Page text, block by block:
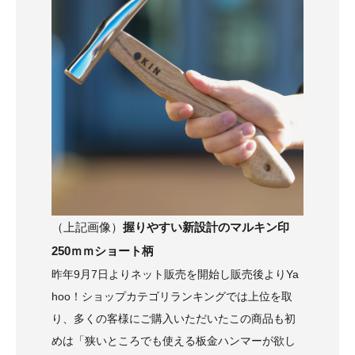
（上記画像） 握りやすい新設計のマルキン印
250ｍｍショート柄
昨年9月7日よりネット販売を開始し販売後よりYa
hoo！ショップカテゴリランキングでは上位を取
り、多くの客様にご購入いただいたこの商品も初
めは「狭いところでも使える板金ハンマーが欲し